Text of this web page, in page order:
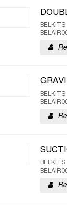
BELKITS
BELKITS
BELKITS